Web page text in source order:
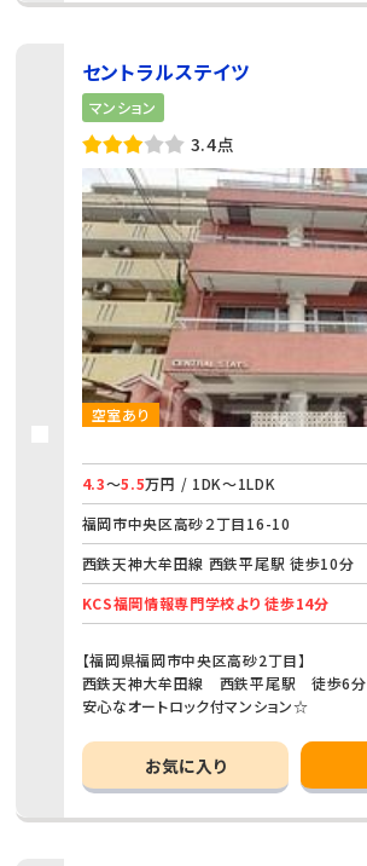
セントラルステイツ
マンション
3.4点
空室あり
4.3～5.5万円 / 1DK～1LDK
福岡市中央区高砂２丁目16-10
西鉄天神大牟田線 西鉄平尾駅 徒歩10分
KCS福岡情報専門学校より 徒歩14分
【福岡県福岡市中央区高砂2丁目】
西鉄天神大牟田線 西鉄平尾駅 徒歩6分
安心なオートロック付マンション☆
お気に入り